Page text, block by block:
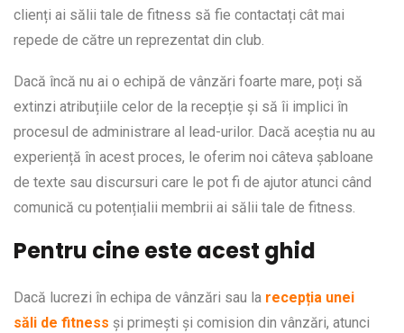
clienți ai sălii tale de fitness să fie contactați cât mai
repede de către un reprezentat din club.
Dacă încă nu ai o echipă de vânzări foarte mare, poți să
extinzi atribuțiile celor de la recepție și să îi implici în
procesul de administrare al lead-urilor. Dacă aceștia nu au
experiență în acest proces, le oferim noi câteva șabloane
de texte sau discursuri care le pot fi de ajutor atunci când
comunică cu potențialii membrii ai sălii tale de fitness.
Pentru cine este acest ghid
Dacă lucrezi în echipa de vânzări sau la recepția unei
săli de fitness și primești și comision din vânzări, atunci